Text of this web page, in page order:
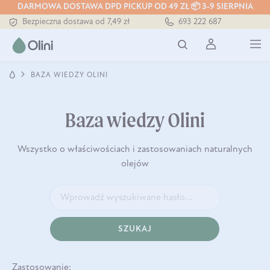
DARMOWA DOSTAWA DPD PICKUP OD 49 ZŁ 📦 3-9 SIERPNIA
Tłoczony zawsze na zimno
Bezpieczna dostawa od 7,49 zł
Tłoczony zawsze na zimno
693 222 687
BAZA WIEDZY OLINI
Baza wiedzy Olini
Wszystko o właściwościach i zastosowaniach naturalnych
olejów
SZUKAJ
Zastosowanie: